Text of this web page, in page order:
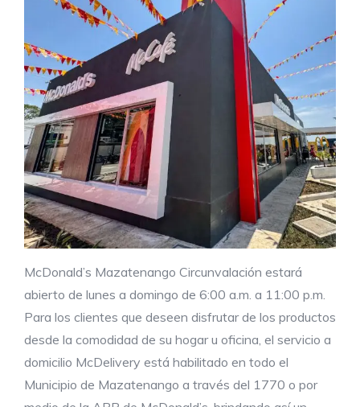
McDonald’s Mazatenango Circunvalación estará
abierto de lunes a domingo de 6:00 a.m. a 11:00 p.m.
Para los clientes que deseen disfrutar de los productos
desde la comodidad de su hogar u oficina, el servicio a
domicilio McDelivery está habilitado en todo el
Municipio de Mazatenango a través del 1770 o por